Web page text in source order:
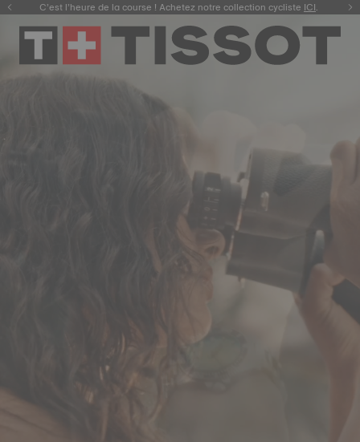
Découvrez la nouvelle Gentleman 38 mm.ACHETEZ.
C’est l’heure de la course ! Achetez notre collection cycliste ICI.